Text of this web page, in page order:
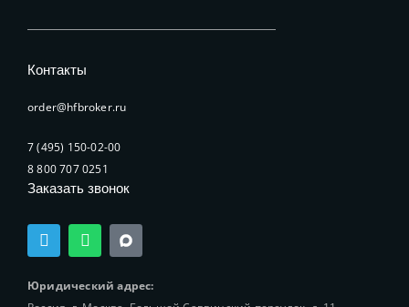
Контакты
order@hfbroker.ru
7 (495) 150-02-00
8 800 707 0251
Заказать звонок
T
e
e
W
h
t
Юридический адрес: